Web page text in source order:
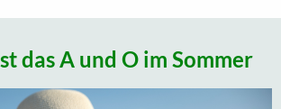
das A und O im Sommer